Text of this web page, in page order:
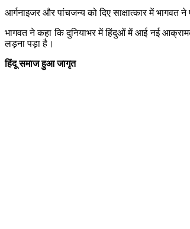
आर्गनाइजर और पांचजन्य को दिए साक्षात्कार में भागवत
भागवत ने कहा कि दुनियाभर में हिंदुओं में आई नई
लड़ना पड़ा है।
हिंदू समाज हुआ जागृत